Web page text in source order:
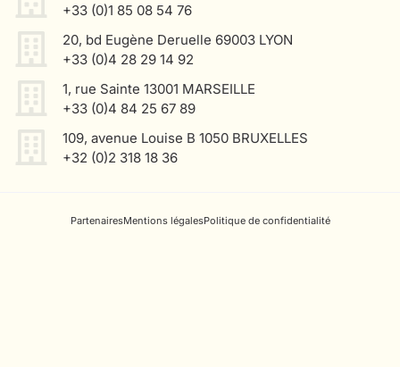
+33 (0)1 85 08 54 76
20, bd Eugène Deruelle 69003 LYON
+33 (0)4 28 29 14 92
1, rue Sainte 13001 MARSEILLE
+33 (0)4 84 25 67 89
109, avenue Louise B 1050 BRUXELLES
+32 (0)2 318 18 36
PartenairesMentions légalesPolitique de confidentialité